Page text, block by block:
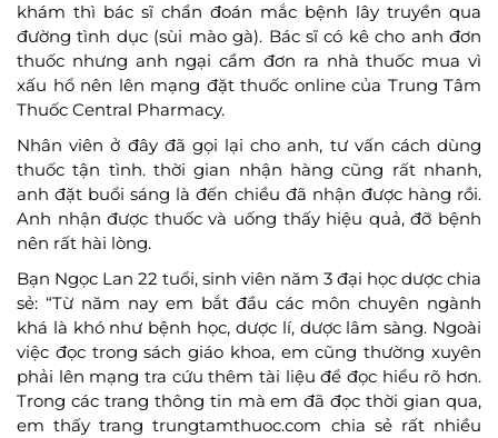
khám thì bác sĩ chẩn đoán mắc bệnh lây truyền qua
đường tình dục (sùi mào gà). Bác sĩ có kê cho anh đơn
thuốc nhưng anh ngại cầm đơn ra nhà thuốc mua vì
xấu hổ nên lên mạng đặt thuốc online của Trung Tâm
Thuốc Central Pharmacy.
Nhân viên ở đây đã gọi lại cho anh, tư vấn cách dùng
thuốc tận tình. thời gian nhận hàng cũng rất nhanh,
anh đặt buổi sáng là đến chiều đã nhận được hàng rồi.
Anh nhận được thuốc và uống thấy hiệu quả, đỡ bệnh
nên rất hài lòng.
Bạn Ngọc Lan 22 tuổi, sinh viên năm 3 đại học dược chia
sẻ: “Từ năm nay em bắt đầu các môn chuyên ngành
khá là khó như bệnh học, dược lí, dược lâm sàng. Ngoài
việc đọc trong sách giáo khoa, em cũng thường xuyên
phải lên mạng tra cứu thêm tài liệu để đọc hiểu rõ hơn.
Trong các trang thông tin mà em đã đọc thời gian qua,
em thấy trang trungtamthuoc.com chia sẻ rất nhiều